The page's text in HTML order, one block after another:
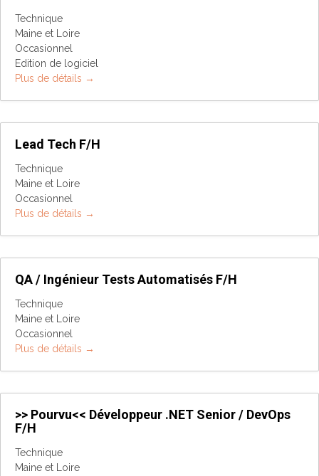
Technique
Maine et Loire
Occasionnel
Edition de logiciel
Plus de détails
Lead Tech F/H
Technique
Maine et Loire
Occasionnel
Plus de détails
QA / Ingénieur Tests Automatisés F/H
Technique
Maine et Loire
Occasionnel
Plus de détails
>> Pourvu<< Développeur .NET Senior / DevOps
F/H
Technique
Maine et Loire